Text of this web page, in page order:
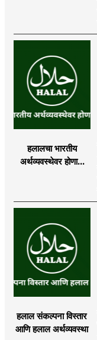
हलालचा भारतीय
अर्थव्यवस्थेवर होणारा
हलाल संकल्पना विस्तार
आणि हलाल अर्थव्यवस्था